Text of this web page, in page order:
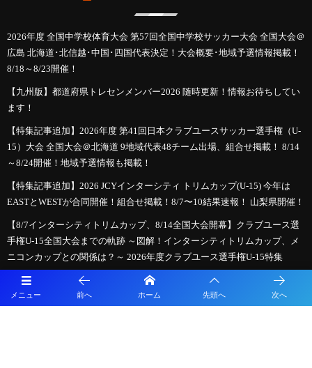
メニュー 前へ ホーム 先頭へ 次へ
2026年度 全国中学校体育大会 第57回全国中学校サッカー大会 全国大会＠
広島 北海道･北信越･中国･四国代表決定！大会概要･地域予選情報掲載！
8/18～8/23開催！
【九州版】都道府県トレセンメンバー2026 随時更新！情報お待ちしてい
ます！
【特集記事追加】2026年度 第41回日本クラブユースサッカー選手権（U-
15）大会 全国大会＠北海道 9地域代表48チーム出場、組合せ掲載！ 8/14
～8/24開催！地域予選情報も掲載！
【特集記事追加】2026 JCYインターシティ トリムカップ(U-15) 今年は
EASTとWESTが合同開催！組合せ掲載！8/7〜10結果速報！ 山梨県開催！
【8/7インターシティトリムカップ、8/14全国大会開幕】クラブユース選
手権U-15全国大会までの軌跡 ～図解！インターシティトリムカップ、メ
ニコンカップとの関係は？～ 2026年度クラブユース選手権U-15特集
【LIVE配信のお知らせ】HiFA平和祈念2026 Balcom BMW PEACE MATCH
広島県選抜U-15 vs 長崎県選抜U-15